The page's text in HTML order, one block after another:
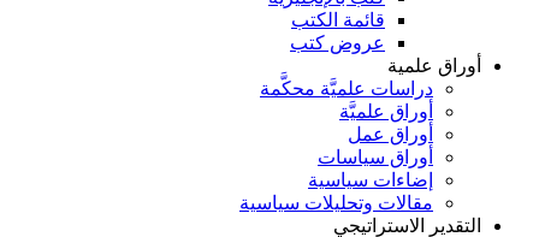
قائمة الكتب
عروض كتب
أوراق علمية
دراسات علميَّة محكَّمة
أوراق علميَّة
أوراق عمل
أوراق سياسات
إضاءات سياسية
مقالات وتحليلات سياسية
التقدير الاستراتيجي